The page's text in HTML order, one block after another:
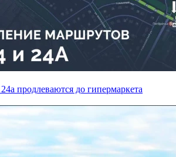
продлеваются до гипермаркета